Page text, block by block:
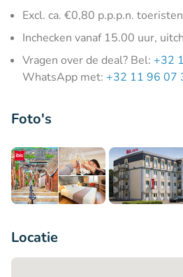
Excl. ca. €0,80 p.p.p.n.
Inchecken vanaf 15.00 uur,
Vragen over de deal? Bel: +32
WhatsApp met: +32 11 96 07
Foto's
Locatie